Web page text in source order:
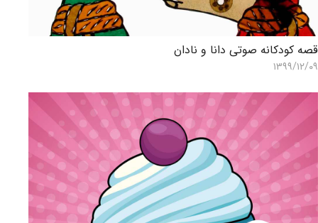
قصه کودکانه صوتی دانا و نادان
۱۳۹۹/۱۲/۰۹